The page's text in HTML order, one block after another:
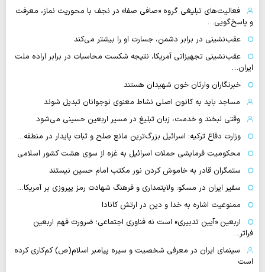
فعالیت‌های تبلیغی گروه «صافی صفا» در نجف با محوریت نماز، معرفت
و پاسخ‌گویی…
عقب‌نشینی در برابر دشمن، جسارت او را بیشتر می‌کند
عقب‌نشینی تجهیزاتی آمریکا، نتیجه شکست محاسبات در برابر اراده ملت
ایران…
خبرنگاران وارثان خون شهیدان هستند
مساجد باید به کانون اصلی نشاط معنوی نوجوانان تبدیل شوند
وقتی لبخند و خدمت، زبان تبلیغ در مسیر اربعین حسینی می‌شود
وزارت دفاع ترکیه: اسرائیل بزرگ‌ترین مانع صلح و ثبات پایدار در منطقه…
محکومیت فرمایشی حملات اسرائیل به غزه از سوی هشت کشور اسلامی
ستمگران قادر به خاموش کردن نور مکتب امام حسین نیستند
سفیر ایران در مسکو: ولایتمداری و فرهنگ شهادت رمز پیروزی بر آمریکا…
ممنوعیت اشاره به خدا و دین در ارتش کانادا
اربعین «آیین تدبیری» است نه فناوری اجتماعی؛ ضرورت فهم اربعین
فراتر…
سینمای ایران در معرفی شخصیت و سیره پیامبر اسلام(ص) کم‌کاری کرده
است